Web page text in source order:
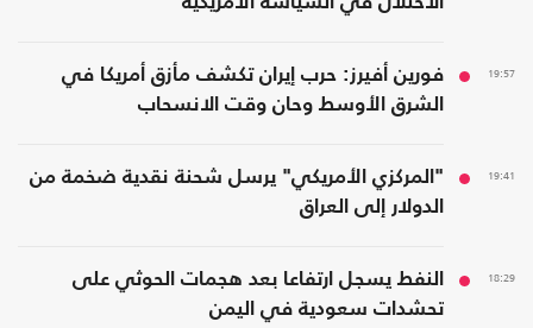
19:57
فورين أفيرز: حرب إيران تكشف مأزق أمريكا في
الشرق الأوسط وحان وقت الانسحاب
19:41
"المركزي الأمريكي" يرسل شحنة نقدية ضخمة من
الدولار إلى العراق
18:29
النفط يسجل ارتفاعا بعد هجمات الحوثي على
تحشدات سعودية في اليمن